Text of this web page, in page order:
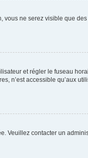
vous ne serez visible que des
et régler le fuseau
n’est accessible qu’aux
Veuillez contacter un